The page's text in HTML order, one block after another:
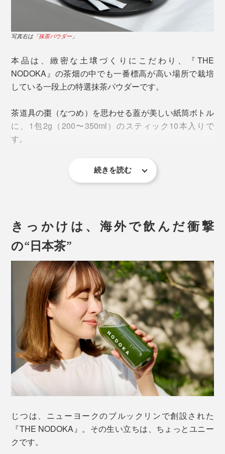
ゴクゴク飲めて、後味にふわりと茶の香り・深みが立
ち、自然としあわせなため息がこぼれます。
湯呑みやマグカップで、温かいお茶を楽しむなら、ちょ
っと濃いめの200mlのお湯で溶かしてもおいしい。
がんばったときこそ、いい疲れを感じているときこそ、
心身ともに乾いているときこそ、『THE NODOKA』の
贅沢なおいしさと有り難みが全身に染み渡ります。
標高約600mの場所に茶畑があるのは、もうひとつ理由
があります。
虫がつきやすく栽培が難しいとされる茶葉の栽培は、
97％の茶農家では農薬や化学肥料を使用しています。た
そう。
でも、『THE NODOKA』は近隣に他の茶畑がなく、と
ても高い場所にあるから、農薬が飛んでくる心配もあり
ません。
害虫が見つかれば人の手で一匹一匹取り除き、雑草の手
写真は旧パッケージです
飲む時、片付けるときの手軽さだけじゃない、カラダに
とって嬉しい飲み方です。
ボトルに水またはお湯と日本茶パウダーを入れて、数回
シャカシャカするだけでさっと溶けてくれるのは、独自
のきめ細かな粉末仕上げを行なっているから。
一般的な粉末タイプのドリンクには、溶けやすくするた
めに「デキストリン」という化学物質が入っています
が、無添加にこだわったお茶づくりのため、化学物質に
粉末にする際、細かくしすぎるとダマになりやすくな
り、粗いと舌に残ってしまうため、ミクロン単位で細か
さを調整。茶葉の栄養素を壊さないよう、熱を加えずお
いしい喉ごしをつくりました。
一番のおすすめは、別売りの「ウォーターボトル」やお
手持ちの密閉ボトルに入れて、シャカシャカ振る作り
方。
写真右は「抹茶パウダー 」
本品は、緻密な土壌づくりにこだわり、『THE
NODOKA』の茶畑の中でも一番標高が高い場所で栽培
している一段上の特選抹茶パウダーです。
茶道具の棗（なつめ）を思わせる蓋が美しい紙筒ボトル
に、1包2g（200〜350ml）のスティック10本入りで
す。
鼻から抜けるふくよかな香りと口いっぱいに広がるまろ
やかな旨味、甘み、濃い緑の茶が特徴です。後味に品の
いい渋みの余韻がスーッと通りすぎる、贅沢な味わいで
い新芽に成長します。日が当たらない分、渋み成分カテ
キンの含有量が少なく、ビタミンCや食物繊維、旨み成
分テのアニンが豊富。
続きを読む
きっかけは、海外で飲んだ衝撃
の“日本茶”
じつは、ニューヨークのブルックリンで創設された
『THE NODOKA』。その生い立ちは、ちょっとユニー
クです。